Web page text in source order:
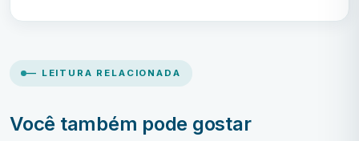
— LEITURA RELACIONADA
Você também pode gostar